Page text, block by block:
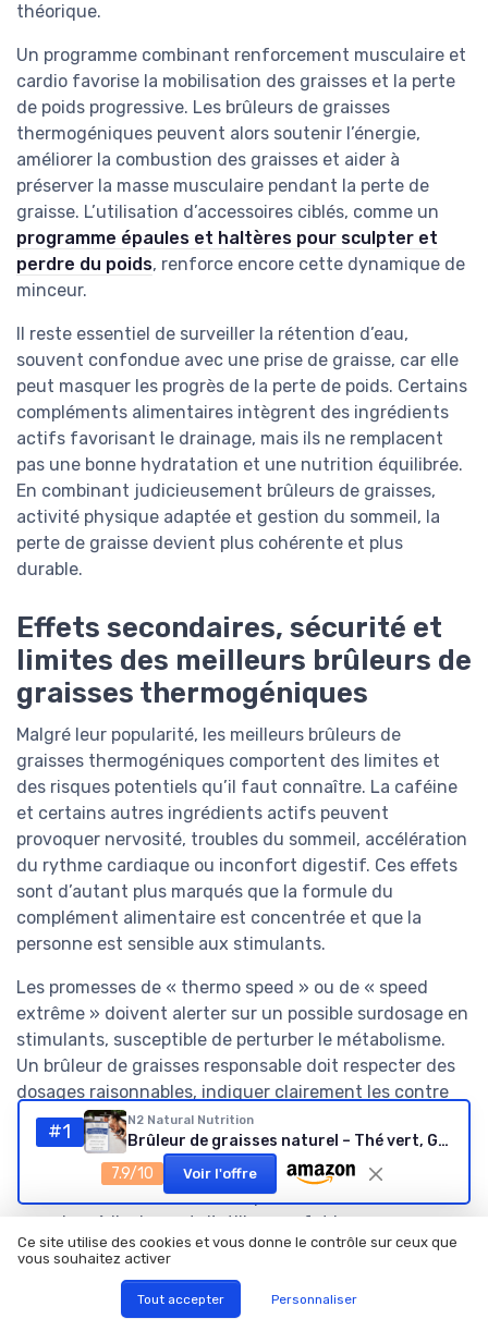
théorique.
Un programme combinant renforcement musculaire et
cardio favorise la mobilisation des graisses et la perte
de poids progressive. Les brûleurs de graisses
thermogéniques peuvent alors soutenir l’énergie,
améliorer la combustion des graisses et aider à
préserver la masse musculaire pendant la perte de
graisse. L’utilisation d’accessoires ciblés, comme un
programme épaules et haltères pour sculpter et
perdre du poids, renforce encore cette dynamique de
minceur.
Il reste essentiel de surveiller la rétention d’eau,
souvent confondue avec une prise de graisse, car elle
peut masquer les progrès de la perte de poids. Certains
compléments alimentaires intègrent des ingrédients
actifs favorisant le drainage, mais ils ne remplacent
pas une bonne hydratation et une nutrition équilibrée.
En combinant judicieusement brûleurs de graisses,
activité physique adaptée et gestion du sommeil, la
perte de graisse devient plus cohérente et plus
durable.
Effets secondaires, sécurité et
limites des meilleurs brûleurs de
graisses thermogéniques
Malgré leur popularité, les meilleurs brûleurs de
graisses thermogéniques comportent des limites et
des risques potentiels qu’il faut connaître. La caféine
et certains autres ingrédients actifs peuvent
provoquer nervosité, troubles du sommeil, accélération
du rythme cardiaque ou inconfort digestif. Ces effets
sont d’autant plus marqués que la formule du
complément alimentaire est concentrée et que la
personne est sensible aux stimulants.
Les promesses de « thermo speed » ou de « speed
extrême » doivent alerter sur un possible surdosage en
stimulants, susceptible de perturber le métabolisme.
Un brûleur de graisses responsable doit respecter des
dosages raisonnables, indiquer clairement les contre
indications et recommander une durée d’utilisation
limitée. Les personnes souffrant de pathologies
cardiovasculaires, de troubles anxieux ou prenant déjà
des médicaments doivent impérativement demander
un avis médical avant d’utiliser un fat burner.
Il faut également garder à l’esprit que la perte de
graisse ne dépend pas uniquement d’un complément,
même parmi les meilleurs brûleurs de graisses
#1 N2 Natural Nutrition
Brûleur de graisses naturel – Thé vert, Guarana, L‑Carnitine, Café vert (Végan)
7.9/10
Voir l'offre
Ce site utilise des cookies et vous donne le contrôle sur ceux que
vous souhaitez activer
Tout accepter Personnaliser